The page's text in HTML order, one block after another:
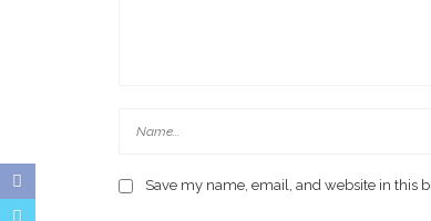
Save my name, email, and website in this